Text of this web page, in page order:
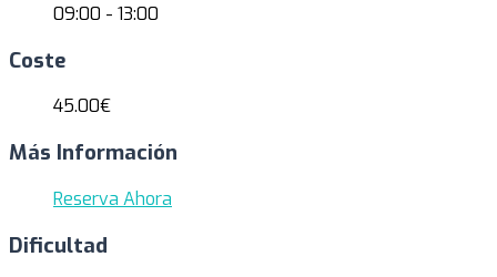
09:00 - 13:00
Coste
45.00€
Más Información
Reserva Ahora
Dificultad